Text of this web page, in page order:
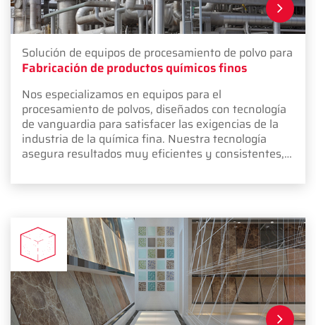
Solución de equipos de procesamiento de polvo para
Fabricación de productos químicos finos
Nos especializamos en equipos para el
procesamiento de polvos, diseñados con tecnología
de vanguardia para satisfacer las exigencias de la
industria de la química fina. Nuestra tecnología
asegura resultados muy eficientes y consistentes,
materiales especializados.